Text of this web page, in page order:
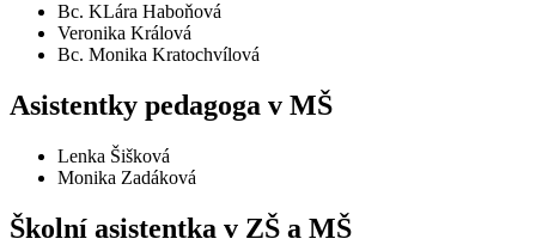
Bc. KLára Haboňová
Veronika Králová
Bc. Monika Kratochvílová
Asistentky pedagoga v MŠ
Lenka Šišková
Monika Zadáková
Školní asistentka v ZŠ a MŠ